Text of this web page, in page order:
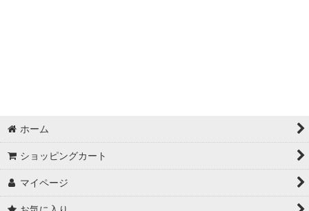
ホーム
ショッピングカート
マイページ